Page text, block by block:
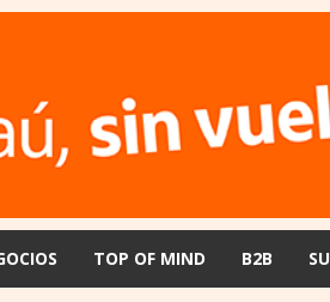
TOP OF MIND B2B